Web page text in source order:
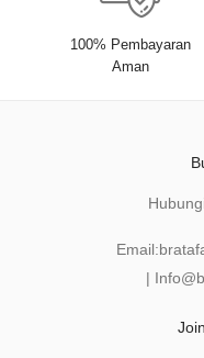
100% Pembayaran
Aman
Email:
|